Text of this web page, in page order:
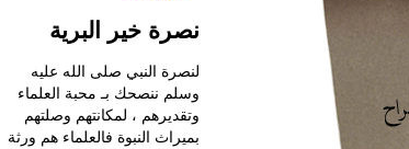
نصرة خير البرية
لنصرة النبي صلى الله عليه
وسلم ننصحك بـ محبة العلماء
وتقديرهم ، لمكانتهم وصلتهم
بميراث النبوة فالعلماء هم ورثة